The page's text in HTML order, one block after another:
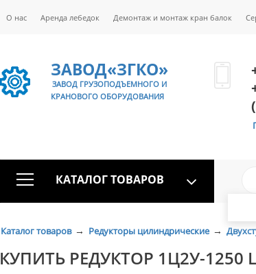
О нас Аренда лебедок Демонтаж и монтаж кран балок
ЗАВОД«ЗГКО»
ЗАВОД ГРУЗОПОДЪЕМНОГО И
КРАНОВОГО ОБОРУДОВАНИЯ
КАТАЛОГ ТОВАРОВ
Каталог товаров → Редукторы цилиндрические →
КУПИТЬ РЕДУКТОР 1Ц2У-